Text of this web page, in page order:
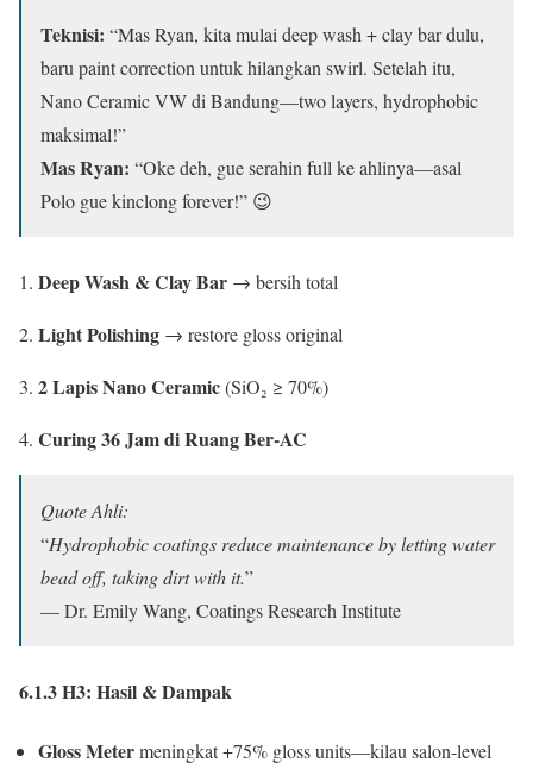
Teknisi: “Mas Ryan, kita mulai deep wash + clay bar dulu,
baru paint correction untuk hilangkan swirl. Setelah itu,
Nano Ceramic VW di Bandung—two layers, hydrophobic
maksimal!”
Mas Ryan: “Oke deh, gue serahin full ke ahlinya—asal
Polo gue kinclong forever!” 😉
Deep Wash & Clay Bar → bersih total
Light Polishing → restore gloss original
2 Lapis Nano Ceramic(SiO₂ ≥ 70%)
Curing 36 Jam di Ruang Ber-AC
Quote Ahli:
“Hydrophobic coatings reduce maintenance by letting water
bead off, taking dirt with it.”
— Dr. Emily Wang, Coatings Research Institute
6.1.3 H3: Hasil & Dampak
Gloss Metermeningkat +75% gloss units—kilau salon-level